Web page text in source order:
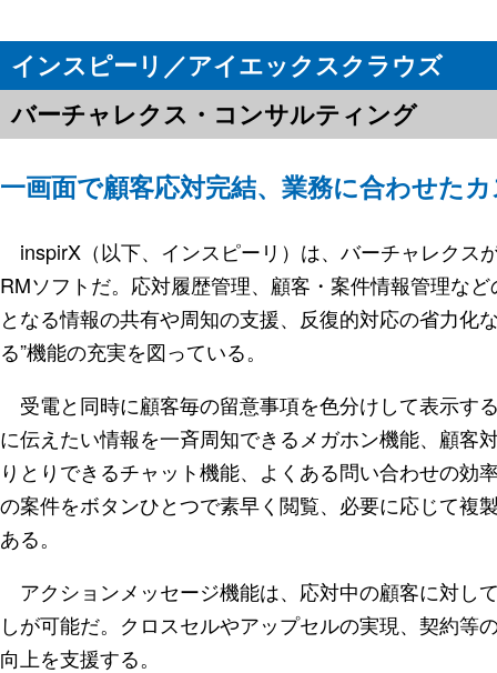
インスピーリ／アイエックスクラウズ
バーチャレクス・コンサルティング
一画面で顧客応対完結、業務に合わせた
inspirX（以下、インスピーリ）は、バーチャレクス
RMソフトだ。応対履歴管理、顧客・案件情報管理な
となる情報の共有や周知の支援、反復的対応の省力化
る”機能の充実を図っている。
受電と同時に顧客毎の留意事項を色分けして表示す
に伝えたい情報を一斉周知できるメガホン機能、顧客
りとりできるチャット機能、よくある問い合わせの効
の案件をボタンひとつで素早く閲覧、必要に応じて複
ある。
アクションメッセージ機能は、応対中の顧客に対し
しが可能だ。クロスセルやアップセルの実現、契約等
向上を支援する。